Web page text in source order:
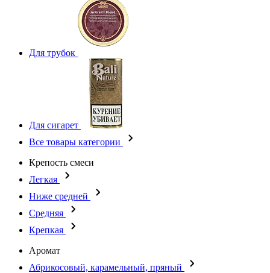
Для трубок
Для сигарет
Все товары категории
Крепость смеси
Легкая
Ниже средней
Средняя
Крепкая
Аромат
Абрикосовый, карамельный, пряный